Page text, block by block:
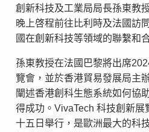
創新科技及工業局局長孫東教
晚上啓程前往比利時及法國訪
國在創新科技等領域的聯繫和
孫東教授在法國巴黎將出席
覽會，並於香港貿易發展局主
闡述香港創科生態系統如何協
得成功。VivaTech 科技創新展
十五日舉行，是歐洲最大的科